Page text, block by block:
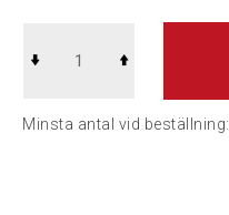
Minsta antal vid beställning: